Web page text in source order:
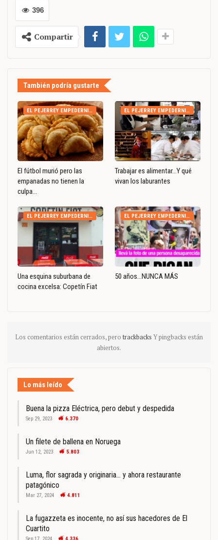
396
Compartir
También podría gustarte
EL PEJERREY EMPEDERNIDO
El fútbol murió pero las
empanadas no tienen la
culpa…
EL PEJERREY EMPEDERNIDO
Trabajar es alimentar…Y qué
vivan los laburantes
EL PEJERREY EMPEDERNIDO
Una esquina suburbana de
cocina excelsa: Copetín Fiat
EL PEJERREY EMPEDERNIDO
50 años…NUNCA MÁS
Los comentarios están cerrados, pero trackbacks Y pingbacks están
abiertos.
Lo más leído
Buena la pizza Eléctrica, pero debut y despedida
Sep 29, 2023 6.370
Un filete de ballena en Noruega
Jun 12, 2023 5.803
Luma, flor sagrada y originaria… y ahora restaurante
patagónico
Mar 27, 2024 4.811
La fugazzeta es inocente, no así sus hacedores de El
Cuartito